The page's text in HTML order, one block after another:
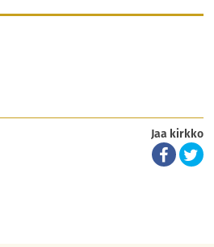
Jaa kirkko